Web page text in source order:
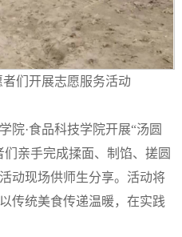
们开展志愿服务活动
院·食品科技学院开展“汤圆
亲手完成揉面、制馅、搓圆
动现场供师生分享。活动将
传统美食传递温暖，在实践